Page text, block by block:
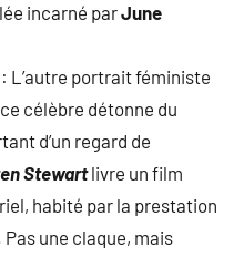
incarné parJune
: L’autre portrait féministe
célèbre détonne du
d’un regard de
Stewartlivre un film
habité par la prestation
Pas une claque, mais